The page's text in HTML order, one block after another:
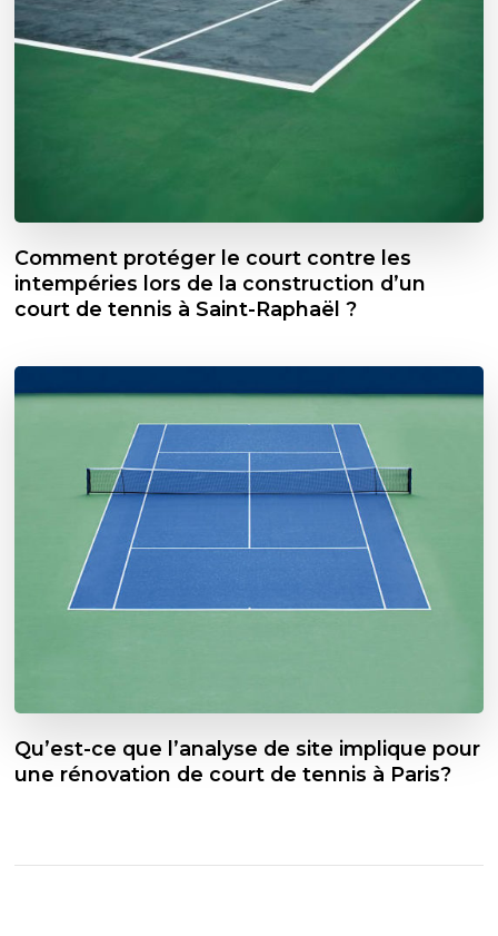
Comment protéger le court contre les
intempéries lors de la construction d’un
court de tennis à Saint-Raphaël ?
Qu’est-ce que l’analyse de site implique pour
une rénovation de court de tennis à Paris?